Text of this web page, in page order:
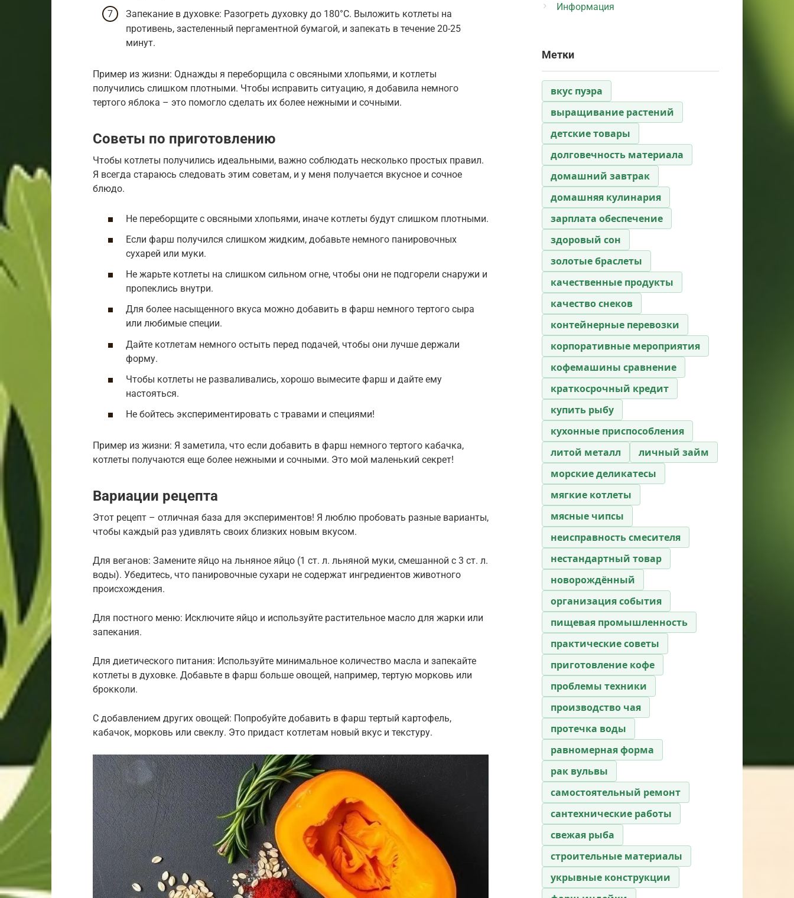
Запекание в духовке: Разогреть духовку до 180°C. Выложить котлеты на
противень, застеленный пергаментной бумагой, и запекать в течение 20-25
минут.
Пример из жизни: Однажды я переборщила с овсяными хлопьями, и котлеты
получились слишком плотными. Чтобы исправить ситуацию, я добавила немного
тертого яблока – это помогло сделать их более нежными и сочными.
Советы по приготовлению
Чтобы котлеты получились идеальными, важно соблюдать несколько простых правил.
Я всегда стараюсь следовать этим советам, и у меня получается вкусное и сочное
блюдо.
Не переборщите с овсяными хлопьями, иначе котлеты будут слишком плотными.
Если фарш получился слишком жидким, добавьте немного панировочных
сухарей или муки.
Не жарьте котлеты на слишком сильном огне, чтобы они не подгорели снаружи и
пропеклись внутри.
Для более насыщенного вкуса можно добавить в фарш немного тертого сыра
или любимые специи.
Дайте котлетам немного остыть перед подачей, чтобы они лучше держали
форму.
Чтобы котлеты не разваливались, хорошо вымесите фарш и дайте ему
настояться.
Не бойтесь экспериментировать с травами и специями!
Пример из жизни: Я заметила, что если добавить в фарш немного тертого кабачка,
котлеты получаются еще более нежными и сочными. Это мой маленький секрет!
Вариации рецепта
Этот рецепт – отличная база для экспериментов! Я люблю пробовать разные варианты,
чтобы каждый раз удивлять своих близких новым вкусом.
Для веганов: Замените яйцо на льняное яйцо (1 ст. л. льняной муки, смешанной с 3 ст. л.
воды). Убедитесь, что панировочные сухари не содержат ингредиентов животного
происхождения.
Для постного меню: Исключите яйцо и используйте растительное масло для жарки или
запекания.
Для диетического питания: Используйте минимальное количество масла и запекайте
котлеты в духовке. Добавьте в фарш больше овощей, например, тертую морковь или
брокколи.
С добавлением других овощей: Попробуйте добавить в фарш тертый картофель,
кабачок, морковь или свеклу. Это придаст котлетам новый вкус и текстуру.
Информация
Метки
вкус пуэра
выращивание растений
детские товары
долговечность материала
домашний завтрак
домашняя кулинария
зарплата обеспечение
здоровый сон
золотые браслеты
качественные продукты
качество снеков
контейнерные перевозки
корпоративные мероприятия
кофемашины сравнение
краткосрочный кредит
купить рыбу
кухонные приспособления
литой металл
личный займ
морские деликатесы
мягкие котлеты
мясные чипсы
неисправность смесителя
нестандартный товар
новорождённый
организация события
пищевая промышленность
практические советы
приготовление кофе
проблемы техники
производство чая
протечка воды
равномерная форма
рак вульвы
самостоятельный ремонт
сантехнические работы
свежая рыба
строительные материалы
укрывные конструкции